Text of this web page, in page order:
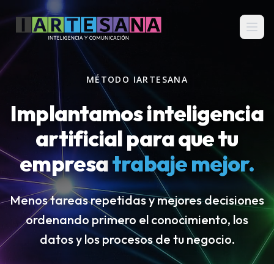
MÉTODO IARTESANA
Implantamos inteligencia
artificial para que tu
empresatrabaje mejor.
Menos tareas repetidas y mejores decisiones
ordenando primero el conocimiento, los
datos y los procesos de tu negocio.